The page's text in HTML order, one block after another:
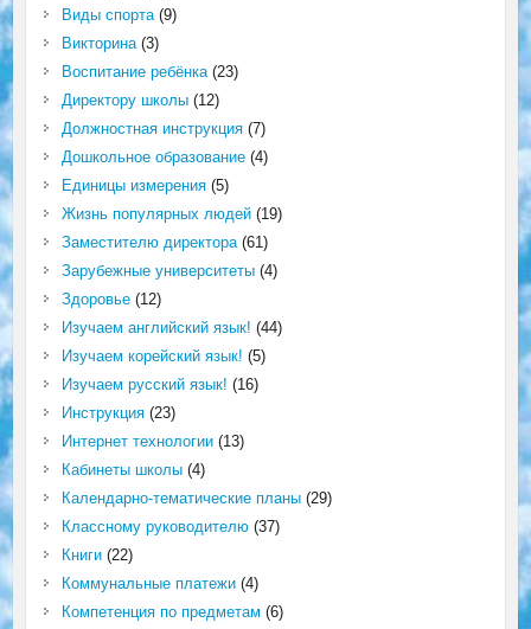
Виды спорта(9)
Викторина(3)
Воспитание ребёнка(23)
Директору школы(12)
Должностная инструкция(7)
Дошкольное образование(4)
Единицы измерения(5)
Жизнь популярных людей(19)
Заместителю директора(61)
Зарубежные университеты(4)
Здоровье(12)
Изучаем английский язык! (44)
Изучаем корейский язык! (5)
Изучаем русский язык! (16)
Инструкция(23)
Интернет технологии(13)
Кабинеты школы(4)
Календарно-тематические планы(29)
Классному руководителю(37)
Книги(22)
Коммунальные платежи(4)
Компетенция по предметам (6)